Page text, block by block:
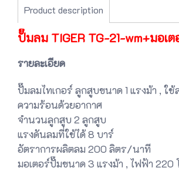
Product description
ปั๊มลม TIGER TG-21-wm+มอเ
รายละเอียด
ปั๊มลมไทเกอร์ ลูกสูบขนาด 1 แรงม้า , ใ
ความร้อนด้วยอากาศ
จำนวนลูกสูบ 2 ลูกสูบ
แรงดันลมที่ใช้ได้ 8 บาร์
อัตราการผลิตลม 200 ลิตร/นาที
มอเตอร์ปั๊มขนาด 3 แรงม้า , ไฟฟ้า 220